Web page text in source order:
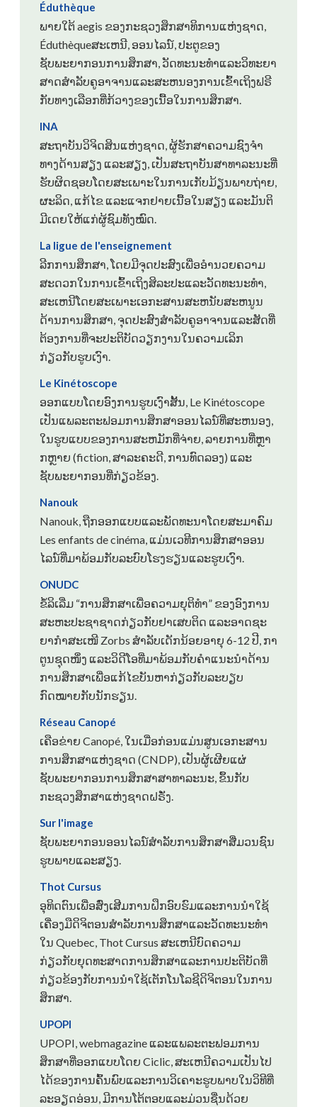
Éduthèque
ພາຍໃຕ້ aegis ຂອງກະຊວງສຶກສາທິການແຫ່ງຊາດ,
Éduthèqueສະເຫນີ, ອອນໄລນ໌, ປະຕູຂອງ
ຊັບພະຍາກອນການສຶກສາ, ວັດທະນະທໍາແລະວິທະຍາ
ສາດສໍາລັບຄູອາຈານແລະສະຫນອງການເຂົ້າເຖິງຟຣີ
ກັບທາງເລືອກທີ່ກ້ວາງຂອງເນື້ອໃນການສຶກສາ.
INA
ສະຖາບັນວິຈິດສິນແຫ່ງຊາດ, ຜູ້ຮັກສາຄວາມຊົງຈຳ
ທາງດ້ານສຽງ ແລະສຽງ, ເປັນສະຖາບັນສາທາລະນະທີ່
ຮັບຜິດຊອບໂດຍສະເພາະໃນການເກັບມ້ຽນພາບຖ່າຍ,
ຜະລິດ, ແກ້ໄຂ ແລະແຈກຢາຍເນື້ອໃນສຽງ ແລະມັນຕິ
ມີເດຍໃຫ້ແກ່ຜູ້ຊົມທັງໝົດ.
La ligue de l'enseignement
ລີກການສຶກສາ, ໂດຍມີຈຸດປະສົງເພື່ອອໍານວຍຄວາມ
ສະດວກໃນການເຂົ້າເຖິງສິລະປະແລະວັດທະນະທໍາ,
ສະເຫນີໂດຍສະເພາະເອກະສານສະຫນັບສະຫນູນ
ດ້ານການສຶກສາ, ຈຸດປະສົງສໍາລັບຄູອາຈານແລະສັດທີ່
ຕ້ອງການທີ່ຈະປະຕິບັດວຽກງານໃນຄວາມເລິກ
ກ່ຽວກັບຮູບເງົາ.
Le Kinétoscope
ອອກແບບໂດຍອົງການຮູບເງົາສັ້ນ, Le Kinétoscope
ເປັນແພລະຕະຟອມການສຶກສາອອນໄລນ໌ທີ່ສະຫນອງ,
ໃນຮູບແບບຂອງການສະຫມັກທີ່ຈ່າຍ, ລາຍການທີ່ຫຼາ
ກຫຼາຍ (fiction, ສາລະຄະດີ, ການທົດລອງ) ແລະ
ຊັບພະຍາກອນທີ່ກ່ຽວຂ້ອງ.
Nanouk
Nanouk, ຖືກອອກແບບແລະພັດທະນາໂດຍສະມາຄົມ
Les enfants de cinéma, ແມ່ນເວທີການສຶກສາອອນ
ໄລນ໌ທີ່ມາພ້ອມກັບລະບົບໂຮງຮຽນແລະຮູບເງົາ.
ONUDC
ຂໍ້ລິເລີ່ມ “ການສຶກສາເພື່ອຄວາມຍຸຕິທຳ” ຂອງອົງການ
ສະຫະປະຊາຊາດກ່ຽວກັບຢາເສບຕິດ ແລະອາດຊະ
ຍາກຳສະເໜີ Zorbs ສຳລັບເດັກນ້ອຍອາຍຸ 6-12 ປີ, ກາ
ຕູນຊຸດໜຶ່ງ ແລະວິດີໂອທີ່ມາພ້ອມກັບຄຳແນະນຳດ້ານ
ການສຶກສາເພື່ອແກ້ໄຂບັນຫາກ່ຽວກັບລະບຽບ
ກົດໝາຍກັບນັກຮຽນ.
Réseau Canopé
ເຄືອຂ່າຍ Canopé, ໃນເມື່ອກ່ອນແມ່ນສູນເອກະສານ
ການສຶກສາແຫ່ງຊາດ (CNDP), ເປັນຜູ້ເຜີຍແຜ່
ຊັບພະຍາກອນການສຶກສາສາທາລະນະ, ຂຶ້ນກັບ
ກະຊວງສຶກສາແຫ່ງຊາດຝຣັ່ງ.
Sur l'image
ຊັບພະຍາກອນອອນໄລນ໌ສໍາລັບການສຶກສາສື່ມວນຊົນ
ຮູບພາບແລະສຽງ.
Thot Cursus
ອຸທິດຕົນເພື່ອສົ່ງເສີມການຝຶກອົບຮົມແລະການນໍາໃຊ້
ເຄື່ອງມືດິຈິຕອນສໍາລັບການສຶກສາແລະວັດທະນະທໍາ
ໃນ Quebec, Thot Cursus ສະເຫນີບົດຄວາມ
ກ່ຽວກັບຍຸດທະສາດການສຶກສາແລະການປະຕິບັດທີ່
ກ່ຽວຂ້ອງກັບການນໍາໃຊ້ເຕັກໂນໂລຊີດິຈິຕອນໃນການ
ສຶກສາ.
UPOPI
UPOPI, webmagazine ແລະແພລະຕະຟອມການ
ສຶກສາທີ່ອອກແບບໂດຍ Ciclic, ສະເຫນີຄວາມເປັນໄປ
ໄດ້ຂອງການຄົ້ນພົບແລະການວິເຄາະຮູບພາບໃນວິທີທີ່
ລະອຽດອ່ອນ, ມີການໂຕ້ຕອບແລະມ່ວນຊື່ນດ້ວຍ